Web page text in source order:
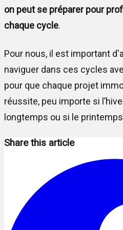
on peut se préparer pour
chaque cycle.
Pour nous, il est important
naviguer dans ces cycles
pour que chaque projet
réussite, peu importe si
longtemps ou si le
Share this article